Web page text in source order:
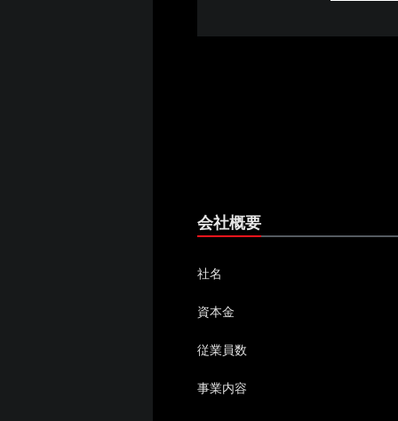
会社概要
社名
資本金
従業員数
事業内容